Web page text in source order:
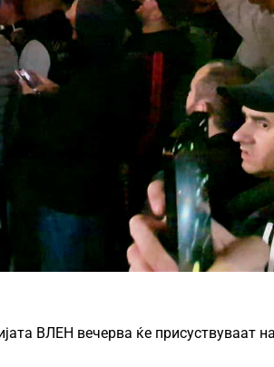
ВЛЕН вечерва ќе присуствуваат